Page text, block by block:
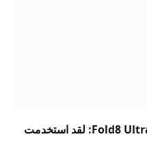
Samsung Galaxy Z Fold8 وFold8 Ultra: لقد استخدمت